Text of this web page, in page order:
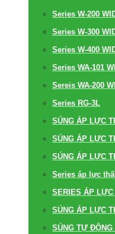
Series W-200
Series W-300
Series W-400
Series WA-101
Sereis WA-200
Series RG-3L
SÚNG ÁP LỰC
SÚNG ÁP LỰC
SÚNG ÁP LỰC
Series áp lực
SERIES ÁP LỰC
SÚNG ÁP LỰC
SÚNG TỰ ĐỘNG